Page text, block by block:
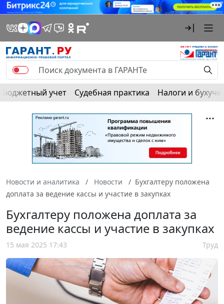
Бюджетный учет Судебная практика Налоги и
Новости и аналитика Новости
Бухгалтеру положена
доплата за ведение кассы и участие в закупках
Бухгалтеру положена доплата за
ведение кассы и участие в закупках
15 мая 2025 17:43 Труд